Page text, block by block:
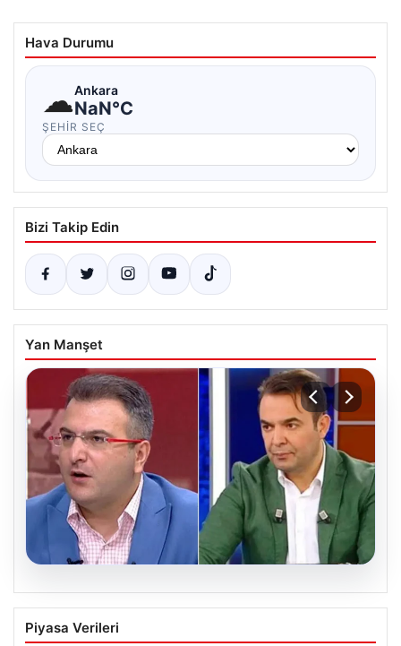
Hava Durumu
☁Ankara
NaN°C
ŞEHIR SEÇ
Bizi Takip Edin
Yan Manşet
04.08.2026
Cem Küçük Davası: Beyaz TV
Programcısı Tahir Sarıkaya Gözaltında
Piyasa Verileri